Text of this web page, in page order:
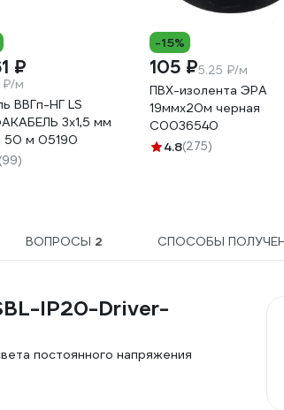
₽
₽/м
ВВГп-НГ LS
3х1,5 мм
м 05190
(99)
-15%
105 ₽5.25 ₽/м
ПВХ-изолента ЭРА
19ммх20м черная
C0036540
4.8(275)
ВОПРОСЫ 2 СПОСОБЫ
IP20-Driver-
постоянного напряжения